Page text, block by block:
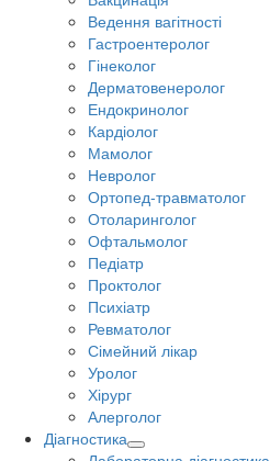
Ведення вагітності
Гастроентеролог
Гінеколог
Дерматовенеролог
Ендокринолог
Кардіолог
Мамолог
Невролог
Ортопед-травматолог
Отоларинголог
Офтальмолог
Педіатр
Проктолог
Психіатр
Ревматолог
Сімейний лікар
Уролог
Хірург
Алерголог
Діагностика